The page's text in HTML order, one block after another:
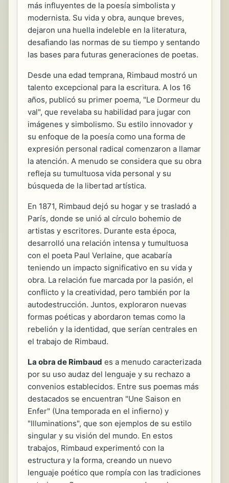
más influyentes de la poesía simbolista y
modernista. Su vida y obra, aunque breves,
dejaron una huella indeleble en la literatura,
desafiando las normas de su tiempo y sentando
las bases para futuras generaciones de poetas.
Desde una edad temprana, Rimbaud mostró un
talento excepcional para la escritura. A los 16
años, publicó su primer poema, "Le Dormeur du
val", que revelaba su habilidad para jugar con
imágenes y simbolismo. Su estilo innovador y
su enfoque de la poesía como una forma de
expresión personal radical comenzaron a llamar
la atención. A menudo se considera que su obra
refleja su tumultuosa vida personal y su
búsqueda de la libertad artística.
En 1871, Rimbaud dejó su hogar y se trasladó a
París, donde se unió al círculo bohemio de
artistas y escritores. Durante esta época,
desarrolló una relación intensa y tumultuosa
con el poeta Paul Verlaine, que acabaría
teniendo un impacto significativo en su vida y
obra. La relación fue marcada por la pasión, el
conflicto y la creatividad, pero también por la
autodestrucción. Juntos, exploraron nuevas
formas poéticas y abordaron temas como la
rebelión y la identidad, que serían centrales en
el trabajo de Rimbaud.
La obra de Rimbaud es a menudo caracterizada
por su uso audaz del lenguaje y su rechazo a
convenios establecidos. Entre sus poemas más
destacados se encuentran "Une Saison en
Enfer" (Una temporada en el infierno) y
"Illuminations", que son ejemplos de su estilo
singular y su visión del mundo. En estos
trabajos, Rimbaud experimentó con la
estructura y la forma, creando un nuevo
lenguaje poético que rompía con las tradiciones